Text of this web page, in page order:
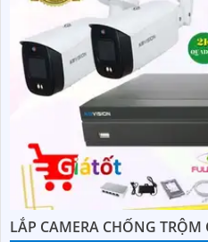
LẮP CAMERA CHỐNG